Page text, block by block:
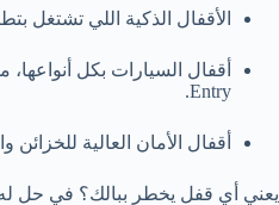
الأقفال الذكية اللي تشتغل
Entry.
أقفال الأمان العالية
يعني أي قفل يخطر ببالك؟ في حل